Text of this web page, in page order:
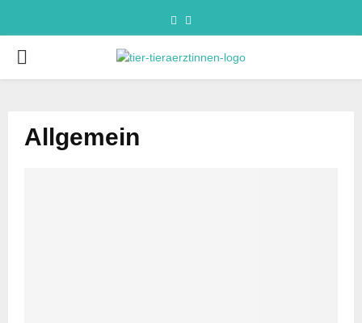
Allgemein